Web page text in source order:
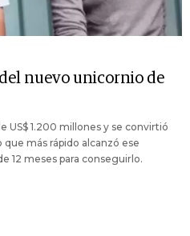
nuevo unicornio de
US$ 1.200 millones y se convirtió
más rápido alcanzó ese
12 meses para conseguirlo.